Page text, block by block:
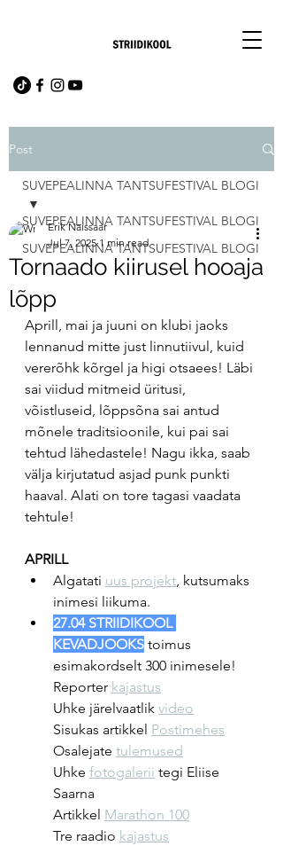
Post
SUVEPEALINNA TANTSUFESTIVAL BLOGI
SUVEPEALINNA TANTSUFESTIVAL BLOGI
SUVEPEALINNA TANTSUFESTIVAL BLOGI
Tornaado kiirusel hooaja
lõpp
Erik Naissaar
Jul 7, 2025 1 min read
Aprill, mai ja juuni on klubi jaoks
lennanud mitte just linnutiivul, kuid
vererõhk kõrgel ja higi otsaees! Läbi
sai viidud mitmeid üritusi,
võistluseid, lõppsõna sai antud
mõnele traditsioonile, kui pai sai
tehtud lähedastele! Nagu ikka, saab
välja kirjutatud asjad punk punkti
haaval. Alati on tore tagasi vaadata
tehtule!
APRILL
Algatati uus projekt, kutsumaks
inimesi liikuma.
27.04 STRIIDIKOOL
KEVADJOOKS toimus
esimakordselt 300 inimesele!
Reporter kajastus
Uhke järelvaatlik video
Sisukas artikkel Postimehes
Osalejate tulemused
Uhke fotogalerii tegi Eliise
Saarna
Artikkel Marathon 100
Tre raadio kajastus